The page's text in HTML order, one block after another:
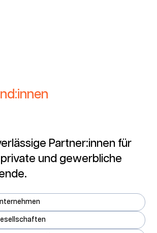
Partner:innen für
und gewerbliche